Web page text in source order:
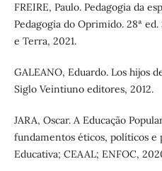
FREIRE, Paulo. Pedagogia da
Pedagogia do Oprimido. 28ª
e Terra, 2021.
GALEANO, Eduardo. Los hijos
Siglo Veintiuno editores, 2012.
JARA, Oscar. A Educação
fundamentos éticos, políticos e
Educativa; CEAAL; ENFOC,